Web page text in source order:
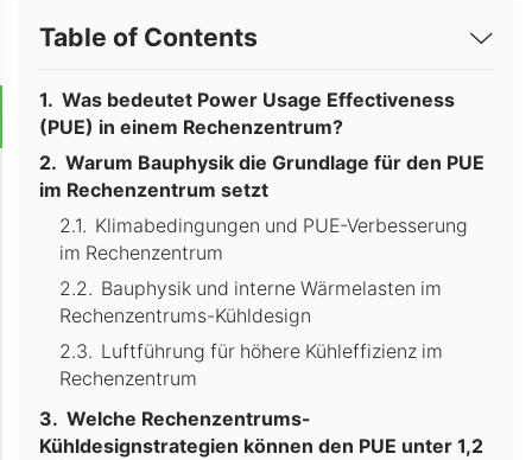
Table of Contents
Was bedeutet Power Usage Effectiveness
(PUE) in einem Rechenzentrum?
Warum Bauphysik die Grundlage für den PUE
im Rechenzentrum setzt
Klimabedingungen und PUE-Verbesserung
im Rechenzentrum
Bauphysik und interne Wärmelasten im
Rechenzentrums-Kühldesign
Luftführung für höhere Kühleffizienz im
Rechenzentrum
Welche Rechenzentrums-
Kühldesignstrategien können den PUE unter 1,2